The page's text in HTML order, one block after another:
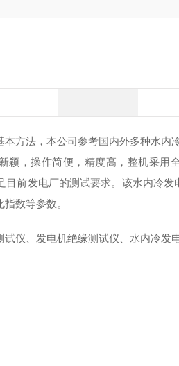
方法，本公司参考国内外多种水内
颖，操作简便，精度高，整机采用
前发电厂的测试要求。该水内冷
数等参数。
仪、发电机绝缘测试仪、水内冷发